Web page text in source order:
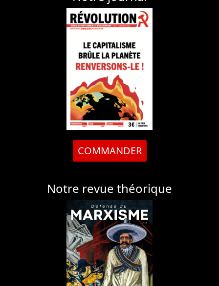
COMMANDER
Notre revue théorique